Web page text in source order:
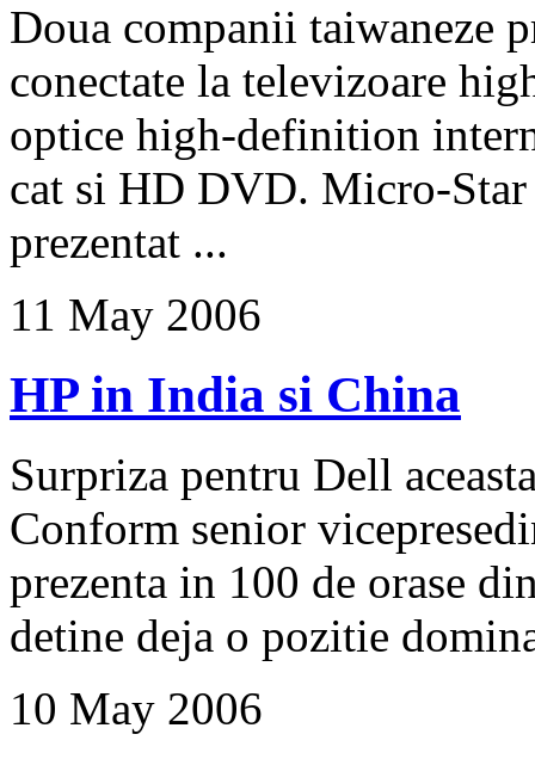
Doua companii taiwaneze
conectate la televizoare
optice high-definition
cat si HD DVD. Micro-
prezentat ...
11 May 2006
HP in India si China
Surpriza pentru Dell
Conform senior
prezenta in 100 de orase
detine deja o pozitie
10 May 2006